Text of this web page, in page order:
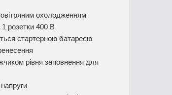
охолодженням
розетки 400 В
стартерною батареєю
рівня заповнення для